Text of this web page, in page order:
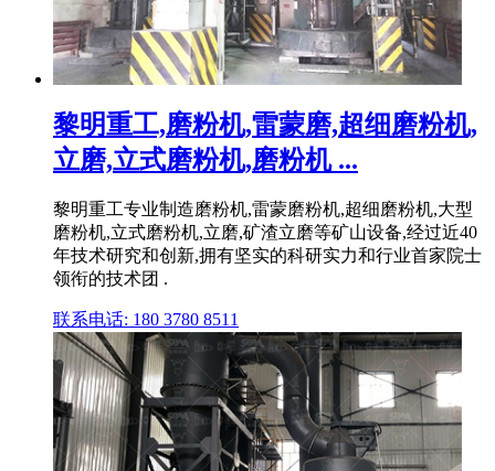
黎明重工,磨粉机,雷蒙磨,超细磨粉机,
立磨,立式磨粉机,磨粉机 ...
黎明重工专业制造磨粉机,雷蒙磨粉机,超细磨粉机,大型
磨粉机,立式磨粉机,立磨,矿渣立磨等矿山设备,经过近40
年技术研究和创新,拥有坚实的科研实力和行业首家院士
领衔的技术团 .
联系电话: 180 3780 8511